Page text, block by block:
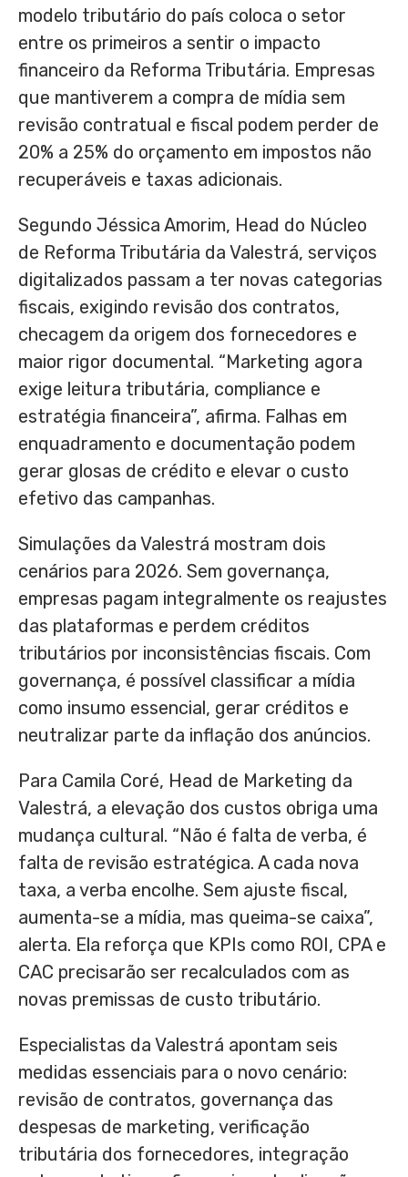
modelo tributário do país coloca o setor
entre os primeiros a sentir o impacto
financeiro da Reforma Tributária. Empresas
que mantiverem a compra de mídia sem
revisão contratual e fiscal podem perder de
20% a 25% do orçamento em impostos não
recuperáveis e taxas adicionais.
Segundo Jéssica Amorim, Head do Núcleo
de Reforma Tributária da Valestrá, serviços
digitalizados passam a ter novas categorias
fiscais, exigindo revisão dos contratos,
checagem da origem dos fornecedores e
maior rigor documental. “Marketing agora
exige leitura tributária, compliance e
estratégia financeira”, afirma. Falhas em
enquadramento e documentação podem
gerar glosas de crédito e elevar o custo
efetivo das campanhas.
Simulações da Valestrá mostram dois
cenários para 2026. Sem governança,
empresas pagam integralmente os reajustes
das plataformas e perdem créditos
tributários por inconsistências fiscais. Com
governança, é possível classificar a mídia
como insumo essencial, gerar créditos e
neutralizar parte da inflação dos anúncios.
Para Camila Coré, Head de Marketing da
Valestrá, a elevação dos custos obriga uma
mudança cultural. “Não é falta de verba, é
falta de revisão estratégica. A cada nova
taxa, a verba encolhe. Sem ajuste fiscal,
aumenta-se a mídia, mas queima-se caixa”,
alerta. Ela reforça que KPIs como ROI, CPA e
CAC precisarão ser recalculados com as
novas premissas de custo tributário.
Especialistas da Valestrá apontam seis
medidas essenciais para o novo cenário:
revisão de contratos, governança das
despesas de marketing, verificação
tributária dos fornecedores, integração